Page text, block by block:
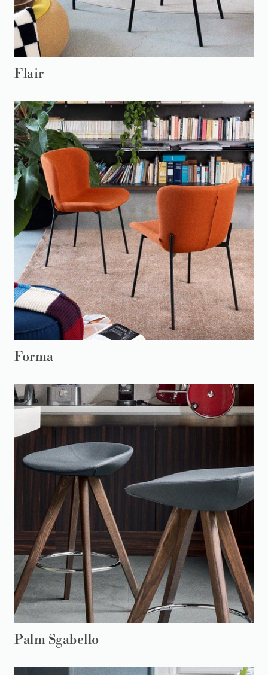
Flair
Forma
Palm Sgabello